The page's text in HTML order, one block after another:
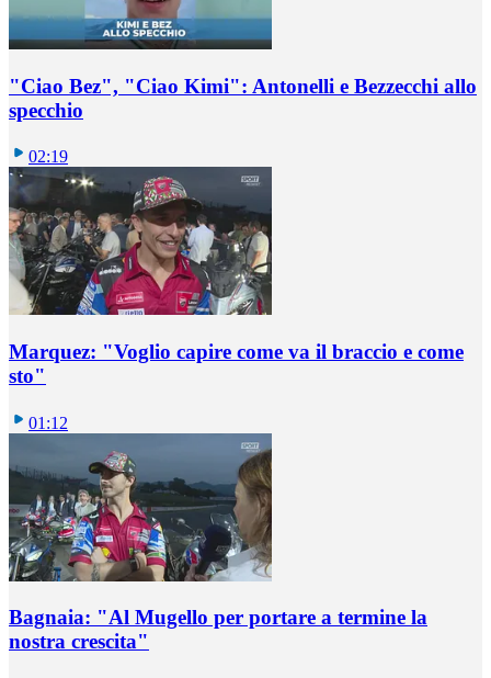
"Ciao Bez", "Ciao Kimi": Antonelli e Bezzecchi allo
specchio
02:19
Marquez: "Voglio capire come va il braccio e come
sto"
01:12
Bagnaia: "Al Mugello per portare a termine la
nostra crescita"